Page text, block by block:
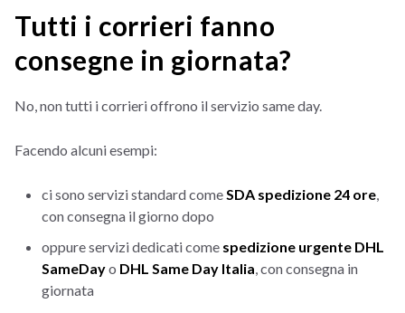
Tutti i corrieri fanno
consegne in giornata?
No, non tutti i corrieri offrono il servizio same day.
Facendo alcuni esempi:
ci sono servizi standard comeSDA spedizione 24 ore,
con consegna il giorno dopo
oppure servizi dedicati come spedizione urgente DHL
SameDayo DHL Same Day Italia, con consegna in
giornata